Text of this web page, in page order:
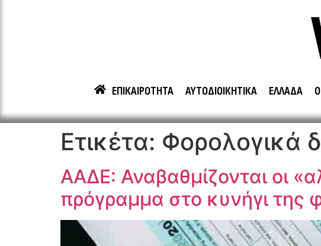
ΕΠΙΚΑΙΡΟΤΗΤΑ ΑΥΤΟΔΙΟΙΚΗΤΙΚΑ ΕΛΛΑΔΑ
Ετικέτα: Φορολογικά
ΑΑΔΕ: Αναβαθμίζονται οι
πρόγραμμα στο κυνήγι της